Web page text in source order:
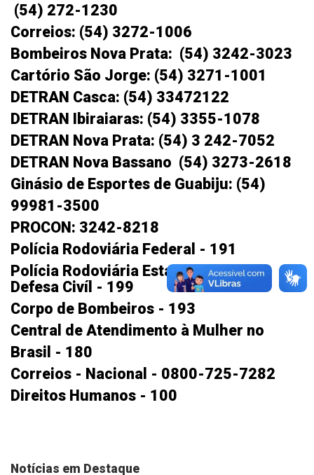
(54) 272-1230
Correios: (54) 3272-1006
Bombeiros Nova Prata: (54) 3242-3023
Cartório São Jorge: (54) 3271-1001
DETRAN Casca: (54) 33472122
DETRAN Ibiraiaras: (54) 3355-1078
DETRAN Nova Prata: (54) 3 242-7052
DETRAN Nova Bassano (54) 3273-2618
Ginásio de Esportes de Guabiju: (54)
99981-3500
PROCON: 3242-8218
Polícia Rodoviária Federal - 191
Polícia Rodoviária Estadual - 198
Defesa Civíl - 199
Corpo de Bombeiros - 193
Central de Atendimento à Mulher no
Brasil - 180
Correios - Nacional - 0800-725-7282
Direitos Humanos - 100
Notícias em Destaque